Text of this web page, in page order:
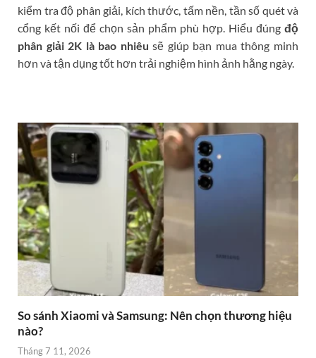
kiểm tra độ phân giải, kích thước, tấm nền, tần số quét và
cổng kết nối để chọn sản phẩm phù hợp. Hiểu đúng độ
phân giải 2K là bao nhiêu sẽ giúp bạn mua thông minh
hơn và tận dụng tốt hơn trải nghiệm hình ảnh hằng ngày.
So sánh Xiaomi và Samsung: Nên chọn thương hiệu
nào?
Tháng 7 11, 2026